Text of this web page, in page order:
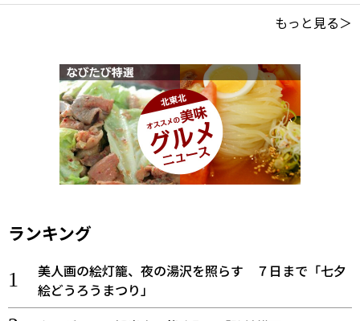
もっと見る＞
ランキング
美人画の絵灯籠、夜の湯沢を照らす ７日まで「七夕
絵どうろうまつり」